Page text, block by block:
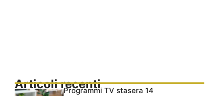
Articoli recentiProgrammi TV stasera 14